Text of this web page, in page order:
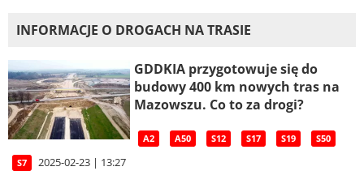
INFORMACJE O DROGACH NA TRASIE
GDDKIA przygotowuje się do
budowy 400 km nowych tras na
Mazowszu. Co to za drogi?
A2 A50 S12 S17 S19 S50
S7 2025-02-23 | 13:27